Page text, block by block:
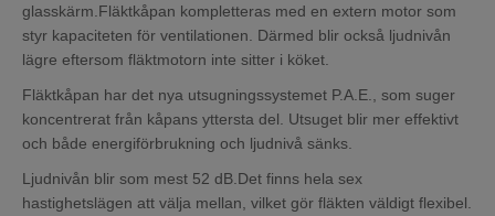
glasskärm.Fläktkåpan kompletteras med en extern motor som
styr kapaciteten för ventilationen. Därmed blir också ljudnivån
lägre eftersom fläktmotorn inte sitter i köket.
Fläktkåpan har det nya utsugningssystemet P.A.E., som suger
koncentrerat från kåpans yttersta del. Utsuget blir mer effektivt
och både energiförbrukning och ljudnivå sänks.
Ljudnivån blir som mest 52 dB.Det finns hela sex
hastighetslägen att välja mellan, vilket gör fläkten väldigt flexibel.